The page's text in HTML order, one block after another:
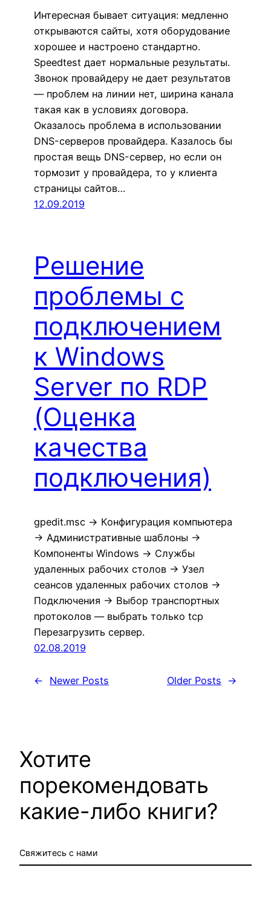
Интересная бывает ситуация: медленно
открываются сайты, хотя оборудование
хорошее и настроено стандартно.
Speedtest дает нормальные результаты.
Звонок провайдеру не дает результатов
— проблем на линии нет, ширина канала
такая как в условиях договора.
Оказалось проблема в использовании
DNS-серверов провайдера. Казалось бы
простая вещь DNS-сервер, но если он
тормозит у провайдера, то у клиента
страницы сайтов…
12.09.2019
Решение
проблемы с
подключением
к Windows
Server по RDP
(Оценка
качества
подключения)
gpedit.msc -> Конфигурация компьютера
-> Административные шаблоны ->
Компоненты Windows -> Службы
удаленных рабочих столов -> Узел
сеансов удаленных рабочих столов ->
Подключения -> Выбор транспортных
протоколов — выбрать только tcp
Перезагрузить сервер.
02.08.2019
← Newer Posts Older Posts →
Хотите
порекомендовать
какие-либо книги?
Свяжитесь с нами